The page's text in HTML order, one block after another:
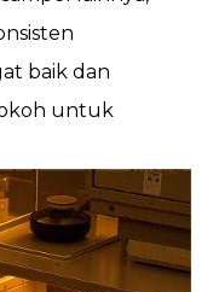
baik dan
untuk